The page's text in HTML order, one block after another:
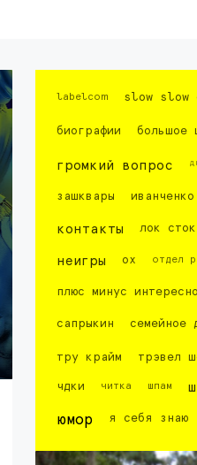
labelcom slow slow
биографии большое
громкий вопрос
зашквары иванченко
контакты лок сток
неигры ох отдел
плюс минус интересно
сапрыкин семейное
тру крайм трэвел
чдки читка шпам
юмор я себя знаю